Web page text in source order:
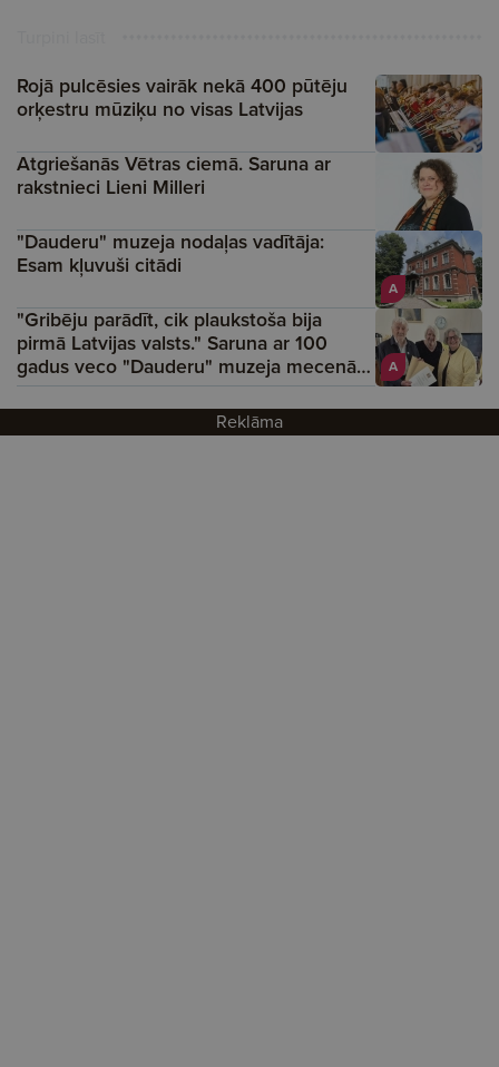
Rojā pulcēsies vairāk nekā 400 pūtēju
orķestru mūziķu no visas Latvijas
Atgriešanās Vētras ciemā. Saruna ar
rakstnieci Lieni Milleri
A
"Dauderu" muzeja nodaļas vadītāja:
Esam kļuvuši citādi
A
"Gribēju parādīt, cik plaukstoša bija
pirmā Latvijas valsts." Saruna ar 100
gadus veco "Dauderu" muzeja mecenātu
Gai­di Graudiņu
Reklāma